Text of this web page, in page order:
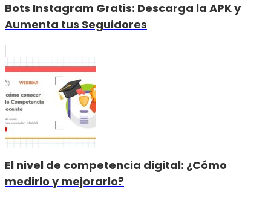
Bots Instagram Gratis: Descarga la APK y
Aumenta tus Seguidores
El nivel de competencia digital: ¿Cómo
medirlo y mejorarlo?